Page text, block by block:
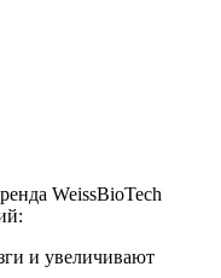
WeissBioTech
и увеличивают